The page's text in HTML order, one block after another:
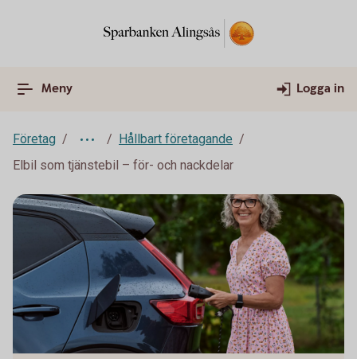
Meny Logga in
Företag
Hållbart företagande
Elbil som tjänstebil – för- och nackdelar